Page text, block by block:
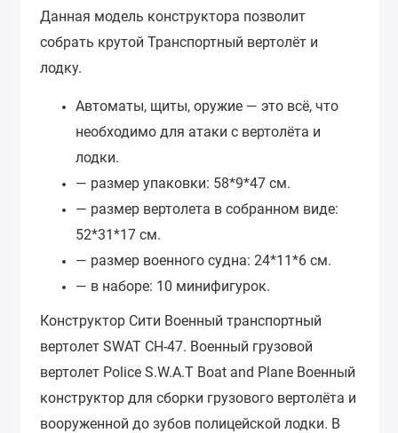
Данная модель конструктора позволит
собрать крутой Транспортный вертолёт и
лодку.
Автоматы, щиты, оружие — это всё, что
необходимо для атаки с вертолёта и
лодки.
— размер упаковки: 58*9*47 см.
— размер вертолета в собранном виде:
52*31*17 см.
— размер военного судна: 24*11*6 см.
— в наборе: 10 минифигурок.
Конструктор Сити Военный транспортный
вертолет SWAT СН-47. Военный грузовой
вертолет Police S.W.A.T Boat and Plane Военный
конструктор для сборки грузового вертолёта и
вооруженной до зубов полицейской лодки. В